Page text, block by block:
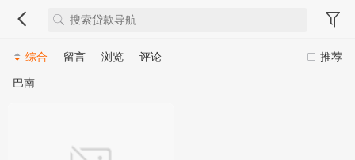
推荐
综合 留言 浏览
评论
巴南